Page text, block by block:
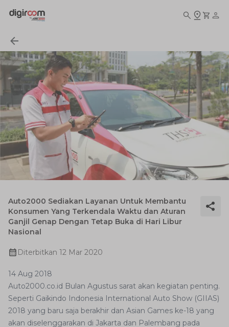
Auto2000 Sediakan Layanan Untuk Membantu
Konsumen Yang Terkendala Waktu dan Aturan
Ganjil Genap Dengan Tetap Buka di Hari Libur
Nasional
Diterbitkan 12 Mar 2020
14 Aug 2018
Auto2000.co.id Bulan Agustus sarat akan kegiatan penting.
Seperti Gaikindo Indonesia International Auto Show (GIIAS)
2018 yang baru saja berakhir dan Asian Games ke-18 yang
akan diselenggarakan di Jakarta dan Palembang pada